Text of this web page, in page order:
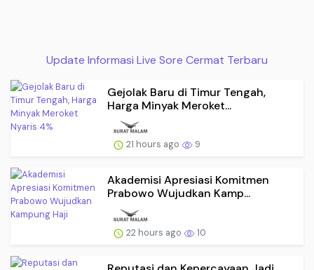
Update Informasi Live Sore Cermat Terbaru
Gejolak Baru di Timur Tengah,
Harga Minyak Meroket...
21 hours ago 9
Akademisi Apresiasi Komitmen
Prabowo Wujudkan Kamp...
22 hours ago 10